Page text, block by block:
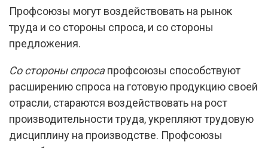
Профсоюзы могут воздействовать на рынок
труда и со стороны спроса, и со стороны
предложения.
Со стороны спросапрофсоюзы способствуют
расширению спроса на готовую продукцию своей
отрасли, стараются воздействовать на рост
производительности труда, укрепляют трудовую
дисциплину на производстве. Профсоюзы